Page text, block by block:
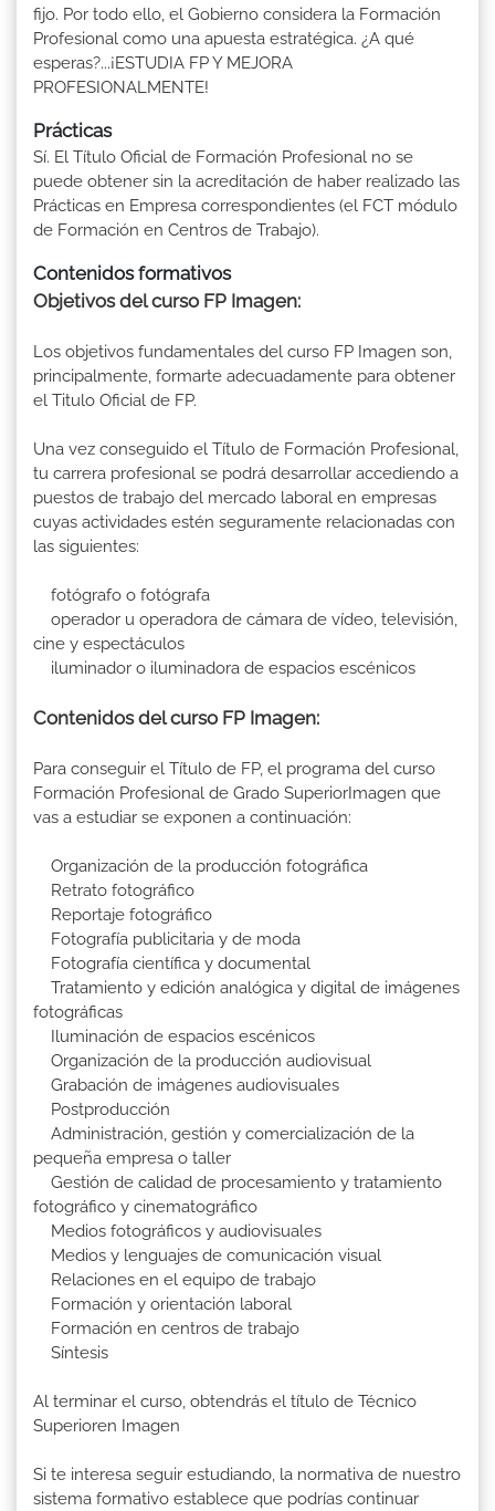
fijo. Por todo ello, el Gobierno considera la Formación
Profesional como una apuesta estratégica. ¿A qué
esperas?...¡ESTUDIA FP Y MEJORA
PROFESIONALMENTE!
Prácticas
Sí. El Título Oficial de Formación Profesional no se
puede obtener sin la acreditación de haber realizado las
Prácticas en Empresa correspondientes (el FCT módulo
de Formación en Centros de Trabajo).
Contenidos formativos
Objetivos del curso FP Imagen:
Los objetivos fundamentales del curso FP Imagen son,
principalmente, formarte adecuadamente para obtener
el Titulo Oficial de FP.
Una vez conseguido el Título de Formación Profesional,
tu carrera profesional se podrá desarrollar accediendo a
puestos de trabajo del mercado laboral en empresas
cuyas actividades estén seguramente relacionadas con
las siguientes:
fotógrafo o fotógrafa
operador u operadora de cámara de vídeo, televisión,
cine y espectáculos
iluminador o iluminadora de espacios escénicos
Contenidos del curso FP Imagen:
Para conseguir el Título de FP, el programa del curso
Formación Profesional de Grado SuperiorImagen que
vas a estudiar se exponen a continuación:
Organización de la producción fotográfica
Retrato fotográfico
Reportaje fotográfico
Fotografía publicitaria y de moda
Fotografía científica y documental
Tratamiento y edición analógica y digital de imágenes
fotográficas
Iluminación de espacios escénicos
Organización de la producción audiovisual
Grabación de imágenes audiovisuales
Postproducción
Administración, gestión y comercialización de la
pequeña empresa o taller
Gestión de calidad de procesamiento y tratamiento
fotográfico y cinematográfico
Medios fotográficos y audiovisuales
Medios y lenguajes de comunicación visual
Relaciones en el equipo de trabajo
Formación y orientación laboral
Formación en centros de trabajo
Síntesis
Al terminar el curso, obtendrás el título de Técnico
Superioren Imagen
Si te interesa seguir estudiando, la normativa de nuestro
sistema formativo establece que podrías continuar